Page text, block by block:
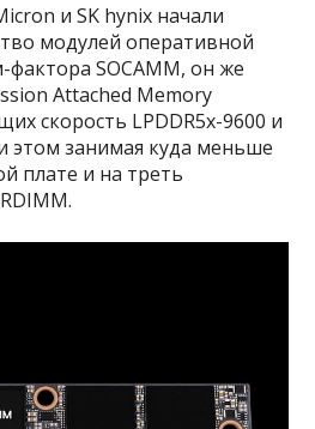
и SK hynix начали
модулей оперативной
SOCAMM, он же
Attached Memory
скорость LPDDR5x-9600 и
этом занимая куда меньше
плате и на треть